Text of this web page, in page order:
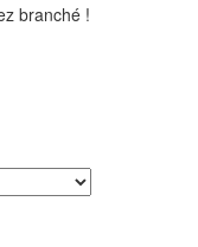
branché !